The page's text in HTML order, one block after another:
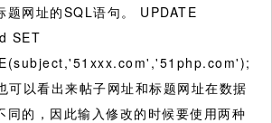
题网址的SQL语句。 UPDATE
SET
可以看出来帖子网址和标题网址在数据
同的，因此输入修改的时候要使用两种